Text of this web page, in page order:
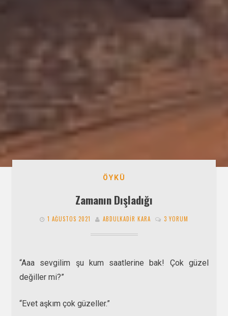
ÖYKÜ
Zamanın Dışladığı
1 AĞUSTOS 2021 ABDULKADIR KARA 3 YORUM
“Aaa sevgilim şu kum saatlerine bak! Çok güzel
değiller mi?”
“Evet aşkım çok güzeller.”